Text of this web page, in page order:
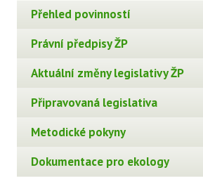
Přehled povinností
Právní předpisy ŽP
Aktuální změny legislativy ŽP
Připravovaná legislativa
Metodické pokyny
Dokumentace pro ekology